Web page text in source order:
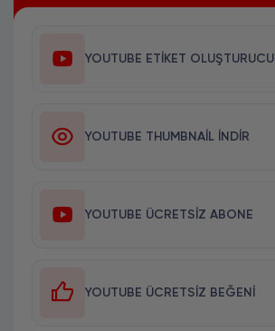
YOUTUBE ETIKET OLUŞTURUCU
YOUTUBE THUMBNAIL İNDIR
YOUTUBE ÜCRETSIZ ABONE
YOUTUBE ÜCRETSIZ BEĞENI